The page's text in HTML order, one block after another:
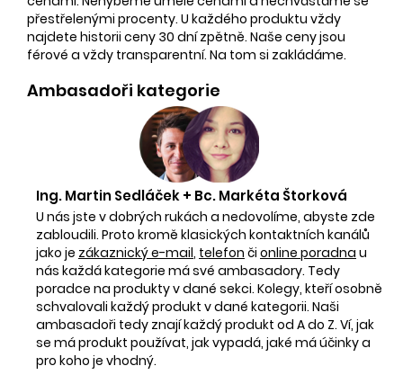
přestřelenými procenty. U každého produktu vždy
najdete historii ceny 30 dní zpětně. Naše ceny jsou
férové a vždy transparentní. Na tom si zakládáme.
Ambasadoři kategorie
Ing. Martin Sedláček + Bc. Markéta Štorková
U nás jste v dobrých rukách a nedovolíme, abyste zde
zabloudili. Proto kromě klasických kontaktních kanálů
jako je zákaznický e-mail, telefon či online poradna u
nás každá kategorie má své ambasadory. Tedy
poradce na produkty v dané sekci. Kolegy, kteří osobně
schvalovali každý produkt v dané kategorii. Naši
ambasadoři tedy znají každý produkt od A do Z. Ví, jak
se má produkt používat, jak vypadá, jaké má účinky a
pro koho je vhodný.